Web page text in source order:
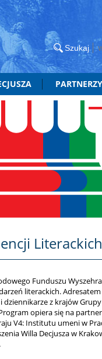
PARTNERZY
Funduszu
literackich. Adresatem
dziennikarze z krajów
opiera się na
V4: Institutu umeni w
Willa Decjusza w